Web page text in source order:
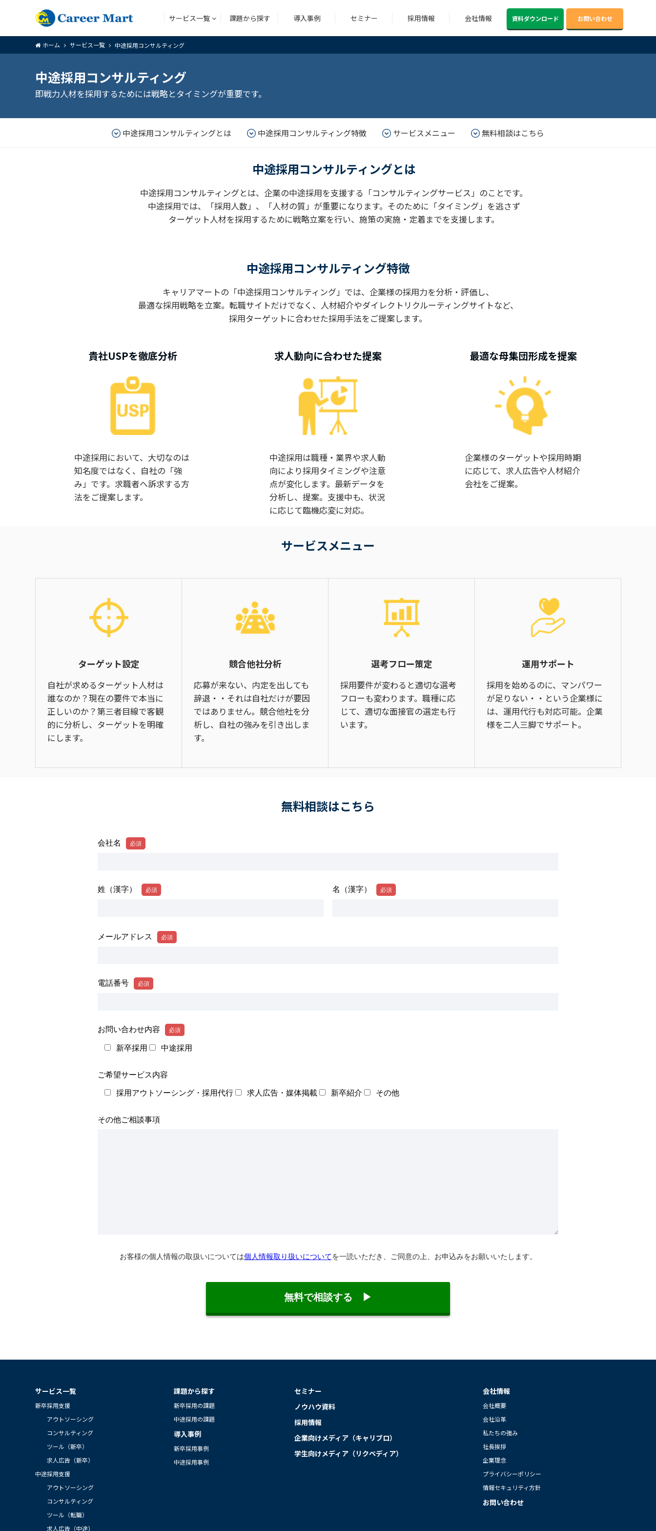
サービス一覧 課題から探す 導入事例 セミナー 採用情報 会社情報 資料ダウンロード お問い合わせ
ホーム サービス一覧 中途採用コンサルティング
中途採用コンサルティング
即戦力人材を採用するためには戦略とタイミングが重要です。
中途採用コンサルティングとは 中途採用コンサルティング特徴 サービスメニュー 無料相談はこちら
中途採用コンサルティングとは
中途採用コンサルティングとは、企業の中途採用を支援する「コンサルティングサービス」のことです。
中途採用では、「採用人数」、「人材の質」が重要になります。そのために「タイミング」を逃さず
ターゲット人材を採用するために戦略立案を行い、施策の実施・定着までを支援します。
中途採用コンサルティング特徴
キャリアマートの「中途採用コンサルティング」では、企業様の採用力を分析・評価し、
最適な採用戦略を立案。転職サイトだけでなく、人材紹介やダイレクトリクルーティングサイトなど、
採用ターゲットに合わせた採用手法をご提案します。
貴社USPを徹底分析
中途採用において、大切なのは
知名度ではなく、自社の「強
み」です。求職者へ訴求する方
法をご提案します。
求人動向に合わせた提案
中途採用は職種・業界や求人動
向により採用タイミングや注意
点が変化します。最新データを
分析し、提案。支援中も、状況
に応じて臨機応変に対応。
最適な母集団形成を提案
企業様のターゲットや採用時期
に応じて、求人広告や人材紹介
会社をご提案。
サービスメニュー
ターゲット設定
自社が求めるターゲット人材は
誰なのか？現在の要件で本当に
正しいのか？第三者目線で客観
的に分析し、ターゲットを明確
にします。
競合他社分析
応募が来ない、内定を出しても
辞退・・それは自社だけが要因
ではありません。競合他社を分
析し、自社の強みを引き出しま
す。
選考フロー策定
採用要件が変わると適切な選考
フローも変わります。職種に応
じて、適切な面接官の選定も行
います。
運用サポート
採用を始めるのに、マンパワー
が足りない・・という企業様に
は、運用代行も対応可能。企業
様を二人三脚でサポート。
無料相談はこちら
サービス一覧
新卒採用支援
アウトソーシング
コンサルティング
ツール（新卒）
求人広告（新卒）
中途採用支援
アウトソーシング
コンサルティング
ツール（転職）
求人広告（中途）
課題から探す
新卒採用の課題
中途採用の課題
導入事例
新卒採用事例
中途採用事例
セミナー
ノウハウ資料
採用情報
企業向けメディア（キャリブロ）
学生向けメディア（リクペディア）
会社情報
会社概要
会社沿革
私たちの強み
社長挨拶
企業理念
プライバシーポリシー
情報セキュリティ方針
お問い合わせ